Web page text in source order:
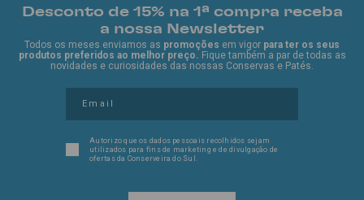
Desconto de 15% na 1ª compra receba
a nossa Newsletter
Todos os meses enviamos as promoções em vigor para ter os seus
produtos preferidos ao melhor preço. Fique também a par de todas as
novidades e curiosidades das nossas Conservas e Patés.
Autorizo que os dados pessoais recolhidos sejam
utilizados para fins de marketing e de divulgação de
ofertas da Conserveira do Sul.